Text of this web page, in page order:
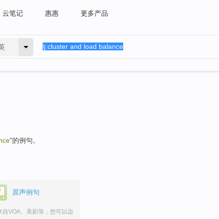
云笔记 惠惠 更多产品
"的例句。
原声例句
自VOA、美剧等，您可以边